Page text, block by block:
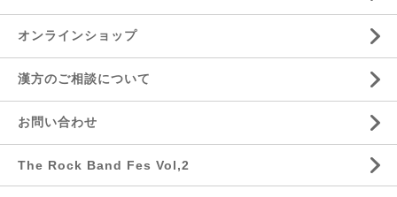
オンラインショップ
漢方のご相談について
お問い合わせ
The Rock Band Fes Vol,2